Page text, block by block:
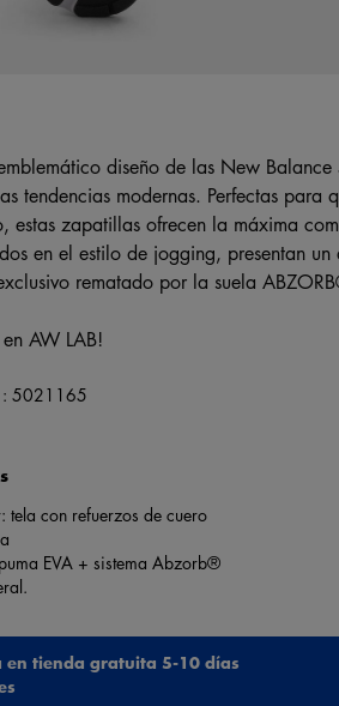
diseño de las New
tendencias modernas. Perfectas para
estas zapatillas ofrecen la máxima
en el estilo de jogging, presentan
rematado por la suela
AW LAB!
5021165
tela con refuerzos de cuero
EVA + sistema Abzorb®
en tienda gratuita 5-10 días